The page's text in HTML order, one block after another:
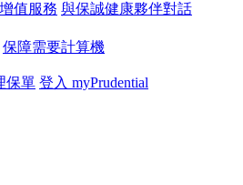
增值服務 與保誠健康夥伴對話
保障需要計算機
保單 登入 myPrudential